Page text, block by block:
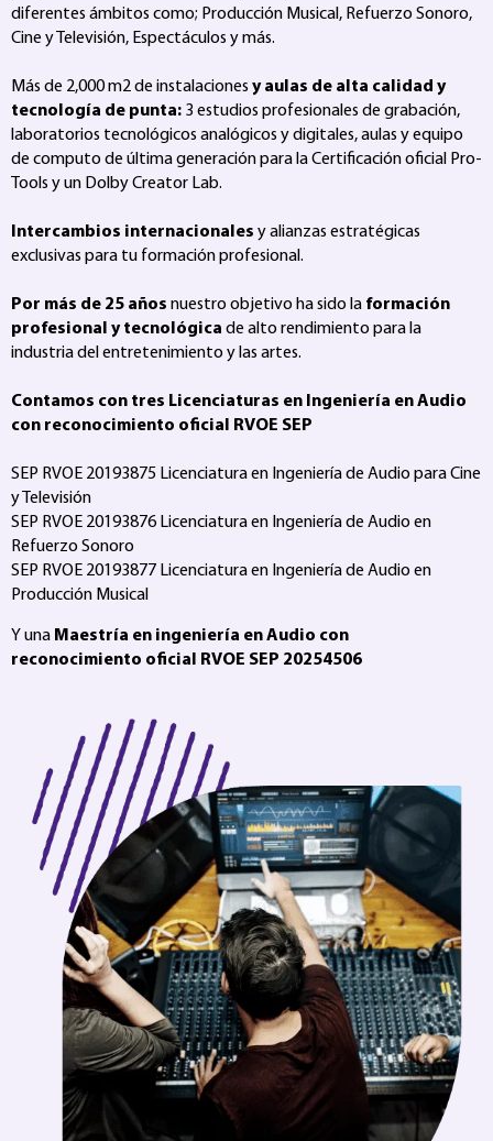
diferentes ámbitos como; Producción Musical, Refuerzo Sonoro,
Cine y Televisión, Espectáculos y más.
Más de 2,000 m2 de instalaciones y aulas de alta calidad y
tecnología de punta: 3 estudios profesionales de grabación,
laboratorios tecnológicos analógicos y digitales, aulas y equipo
de computo de última generación para la Certificación oficial Pro-
Tools y un Dolby Creator Lab.
Intercambios internacionales y alianzas estratégicas
exclusivas para tu formación profesional.
Por más de 25 años nuestro objetivo ha sido la formación
profesional y tecnológica de alto rendimiento para la
industria del entretenimiento y las artes.
Contamos con tres Licenciaturas en Ingeniería en Audio
con reconocimiento oficial RVOE SEP
SEP RVOE 20193875 Licenciatura en Ingeniería de Audio para Cine
y Televisión
SEP RVOE 20193876 Licenciatura en Ingeniería de Audio en
Refuerzo Sonoro
SEP RVOE 20193877 Licenciatura en Ingeniería de Audio en
Producción Musical
Y una Maestría en ingeniería en Audio con
reconocimiento oficial RVOE SEP 20254506